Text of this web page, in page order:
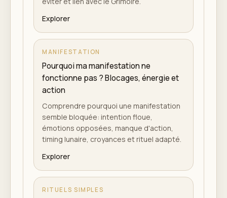
Explorer
MANIFESTATION
Pourquoi ma manifestation ne
fonctionne pas ? Blocages, énergie et
action
Comprendre pourquoi une manifestation
semble bloquée: intention floue,
émotions opposées, manque d'action,
timing lunaire, croyances et rituel adapté.
Explorer
RITUELS SIMPLES